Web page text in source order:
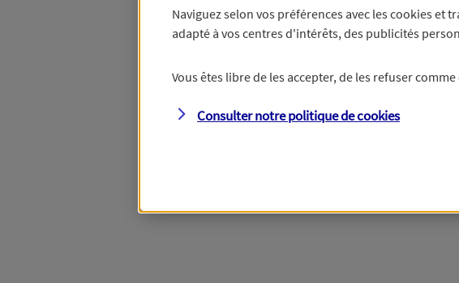
Naviguez selon vos préférences avec les cookies et
adapté à vos centres d'intérêts, des publicités
Vous êtes libre de les accepter, de les refuser
Consulter notre politique decookies